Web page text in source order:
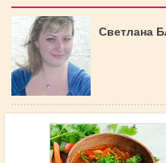
Светлана